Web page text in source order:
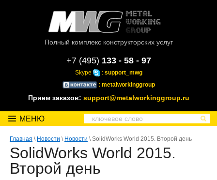
Полный комплекс конструкторских услуг
+7 (495) 133 - 58 - 97
Skype : support_mwg
: metalworkinggroup
Прием заказов: support@metalworkinggroup.ru
МЕНЮ
Главная \ Новости \ Новости \ SolidWorks World 2015. Второй день
SolidWorks World 2015.
Второй день